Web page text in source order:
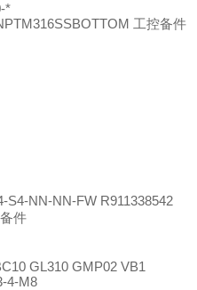
*
工控备件
S4-NN-NN-FW R911338542
件
GL310 GMP02 VB1
4-M8